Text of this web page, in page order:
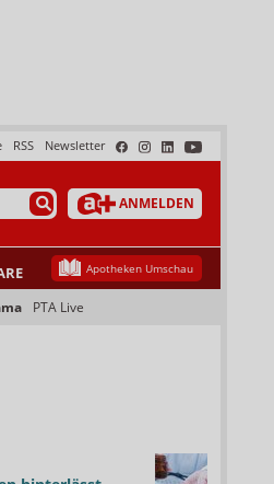
Newsletter
RSS
ANMELDEN
Apotheken Umschau
PTA Live